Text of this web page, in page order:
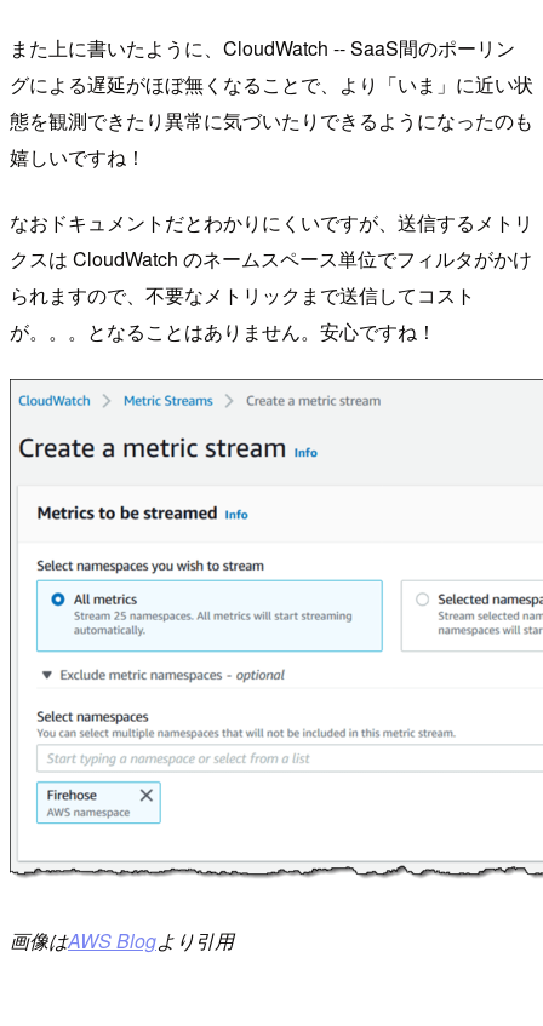
また上に書いたように、CloudWatch -- SaaS間のポーリン
グによる遅延がほぼ無くなることで、より「いま」に近い状
態を観測できたり異常に気づいたりできるようになったのも
嬉しいですね！
なおドキュメントだとわかりにくいですが、送信するメトリ
クスは CloudWatch のネームスペース単位でフィルタがかけ
られますので、不要なメトリックまで送信してコスト
が。。。となることはありません。安心ですね！
画像はAWS Blogより引用